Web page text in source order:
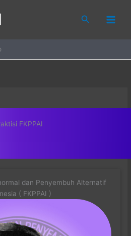
Search
FKPPAI
dan Penyembuh Alternatif
( FKPPAI )